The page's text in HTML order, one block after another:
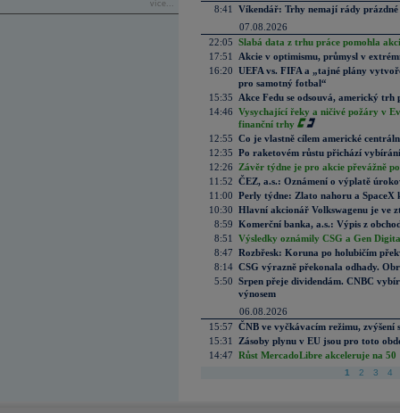
více...
8:41
Víkendář: Trhy nemají rády prázdné
07.08.2026
22:05 Slabá data z trhu práce pomohla
17:51
Akcie v optimismu, průmysl v
16:20 UEFA vs. FIFA a „tajné plány
pro samotný fotbal“
15:35
Akce Fedu se odsouvá, americký
14:46 Vysychající řeky a ničivé požáry v
finanční trhy
12:55 Co je vlastně cílem americké
12:35 Po raketovém růstu přichází
12:26
Závěr týdne je pro akcie převážně
11:52 ČEZ, a.s.: Oznámení o výplatě
11:00 Perly týdne: Zlato nahoru a SpaceX
10:30 Hlavní akcionář Volkswagenu je ve
8:59 Komerční banka, a.s.: Výpis z
8:51
Výsledky oznámily CSG a Gen
8:47 Rozbřesk: Koruna po holubičím
8:14 CSG výrazně překonala odhady.
5:50 Srpen přeje dividendám. CNBC
výnosem
06.08.2026
15:57 ČNB ve vyčkávacím režimu, zvýšení
15:31
Zásoby plynu v EU jsou pro toto
14:47 Růst MercadoLibre akceleruje na
1 2 3 4